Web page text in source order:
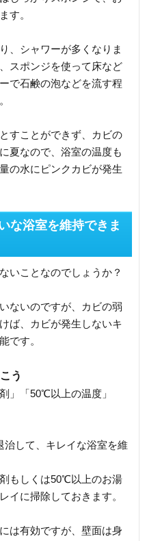
す。
、シャワーが多くなりま
スポンジを使って床など
で石鹸の泡などを流す程
すことができず、カビの
夏なので、浴室の温度も
の水にピンクカビが発生
な浴室を維持できま
いことなのでしょうか？
ないのですが、カビの弱
ば、カビが発生しないキ
です。
う
」「50℃以上の温度」
治して、キレイな浴室を維
もしくは50℃以上のお湯
イに掃除しておきます。
は有効ですが、壁面は身